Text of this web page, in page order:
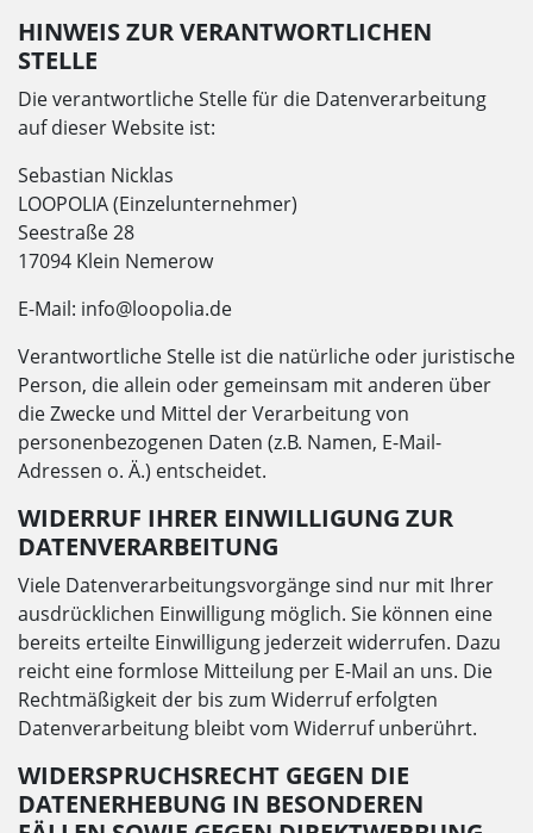
HINWEIS ZUR VERANTWORTLICHEN
STELLE
Die verantwortliche Stelle für die Datenverarbeitung
auf dieser Website ist:
Sebastian Nicklas
LOOPOLIA (Einzelunternehmer)
Seestraße 28
17094 Klein Nemerow
E-Mail: info@loopolia.de
Verantwortliche Stelle ist die natürliche oder juristische
Person, die allein oder gemeinsam mit anderen über
die Zwecke und Mittel der Verarbeitung von
personenbezogenen Daten (z.B. Namen, E-Mail-
Adressen o. Ä.) entscheidet.
WIDERRUF IHRER EINWILLIGUNG ZUR
DATENVERARBEITUNG
Viele Datenverarbeitungsvorgänge sind nur mit Ihrer
ausdrücklichen Einwilligung möglich. Sie können eine
bereits erteilte Einwilligung jederzeit widerrufen. Dazu
reicht eine formlose Mitteilung per E-Mail an uns. Die
Rechtmäßigkeit der bis zum Widerruf erfolgten
Datenverarbeitung bleibt vom Widerruf unberührt.
WIDERSPRUCHSRECHT GEGEN DIE
DATENERHEBUNG IN BESONDEREN